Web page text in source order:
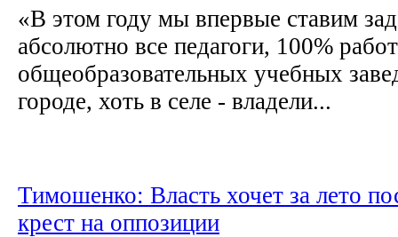
«В этом году мы впервые ставим
абсолютно все педагоги, 100%
общеобразовательных учебных
городе, хоть в селе - владели...
Тимошенко: Власть хочет за лето
крест на оппозиции